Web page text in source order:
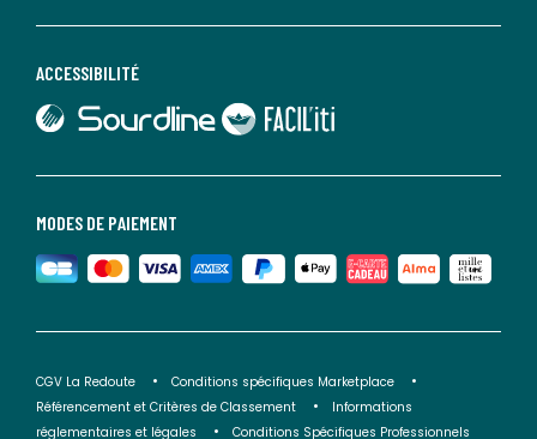
MODES DE PAIEMENT
ACCESSIBILITÉ
lien vers Sourdline
lien vers Faciliti
CGV La Redoute
Conditions spécifiques Marketplace
Référencement et Critères de Classement
Informations
réglementaires et légales
Conditions Spécifiques Professionnels